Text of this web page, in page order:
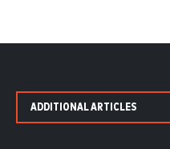
ADDITIONAL ARTICLES